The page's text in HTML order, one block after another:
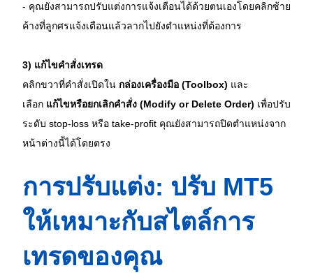
- คุณยังสามารถปรับแต่งการแจ้งเตือนได้ด้วยตนเองโดยคลิกซ้าย
ค้างที่ลูกศรแจ้งเตือนแล้วลากไปยังตำแหน่งที่ต้องการ
3) แก้ไขคำสั่งเทรด
คลิกขวาที่คำสั่งเปิดใน กล่องเครื่องมือ (Toolbox) และ
เลือก แก้ไขหรือยกเลิกคำสั่ง (Modify or Delete Order) เพื่อปรับ
ระดับ stop-loss หรือ take-profit คุณยังสามารถปิดตำแหน่งจาก
หน้าต่างนี้ได้โดยตรง
การปรับแต่ง: ปรับ MT5
ให้เหมาะกับสไตล์การ
เทรดของคุณ